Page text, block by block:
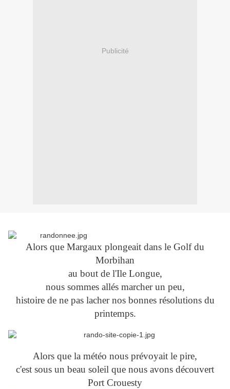
Publicité
Alors que Margaux plongeait dans le Golf du
Morbihan
au bout de l'Ile Longue,
nous sommes allés marcher un peu,
histoire de ne pas lacher nos bonnes résolutions du
printemps.
Alors que la météo nous prévoyait le pire,
c'est sous un beau soleil que nous avons découvert
Port Crouesty